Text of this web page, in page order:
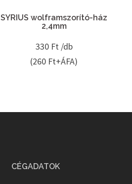
SYRIUS wolframszorító-ház
2,4mm
330 Ft /db
(260 Ft+ÁFA)
CÉGADATOK